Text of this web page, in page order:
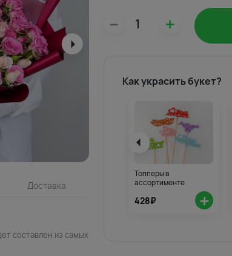
Доставка
составлен из самых
– +
Как украсить букет?
Топперы в
ассортименте
428₽ +